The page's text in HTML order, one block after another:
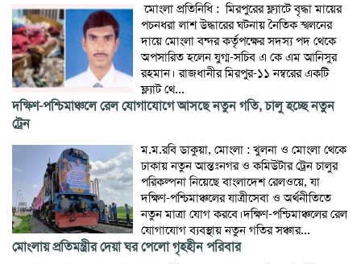
‎ ‎মোংলা প্রতিনিধি : ‎ ‎মিরপুরের ফ্ল্যাটে বৃদ্ধা মায়ের
পচনধরা লাশ উদ্ধারের ঘটনায় নৈতিক স্খলনের
দায়ে মোংলা বন্দর কর্তৃপক্ষের সদস্য পদ থেকে
অপসারিত হলেন যুগ্ম-সচিব এ কে এম আনিসুর
রহমান। ‎রাজধানীর মিরপুর-১১ নম্বরের একটি
ফ্ল্যাট থে...
দক্ষিণ-পশ্চিমাঞ্চলে রেল যোগাযোগে আসছে নতুন গতি, চালু হচ্ছে নতুন
ট্রেন
ম.ম.রবি ডাকুয়া, মোংলা : খুলনা ও মোংলা থেকে
ঢাকায় নতুন আন্তঃনগর ও কমিউটার ট্রেন চালুর
পরিকল্পনা নিয়েছে বাংলাদেশ রেলওয়ে, যা
দক্ষিণ-পশ্চিমাঞ্চলের যাত্রীসেবা ও অর্থনীতিতে
নতুন মাত্রা যোগ করবে।দক্ষিণ-পশ্চিমাঞ্চলের রেল
যোগাযোগ ব্যবস্থায় নতুন গতির সঞ্চার...
মোংলায় প্রতিমন্ত্রীর দেয়া ঘর পেলো গৃহহীন পরিবার